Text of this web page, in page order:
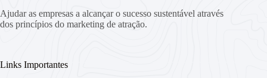
Ajudar as empresas a alcançar o sucesso sustentável através
dos princípios do marketing de atração.
Links Importantes